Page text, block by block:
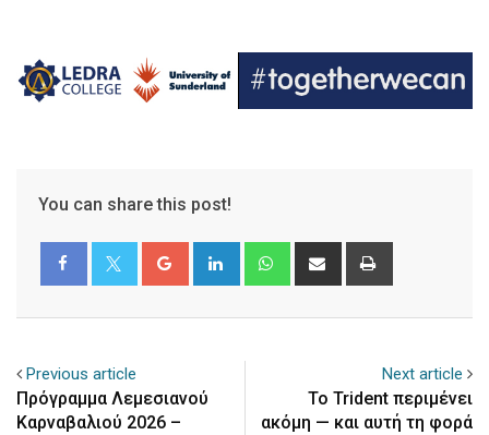
You can share this post!
Google+ LinkedIn WhatsappShare
Previous article
Πρόγραμμα Λεμεσιανού
Καρναβαλιού 2026 –
Next article
Το Trident περιμένει
ακόμη — και αυτή τη φορά